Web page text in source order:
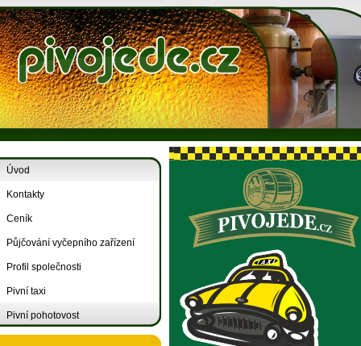
Úvod
Kontakty
Ceník
Půjčování vyčepního zařízení
Profil společnosti
Pivní taxi
Pivní pohotovost